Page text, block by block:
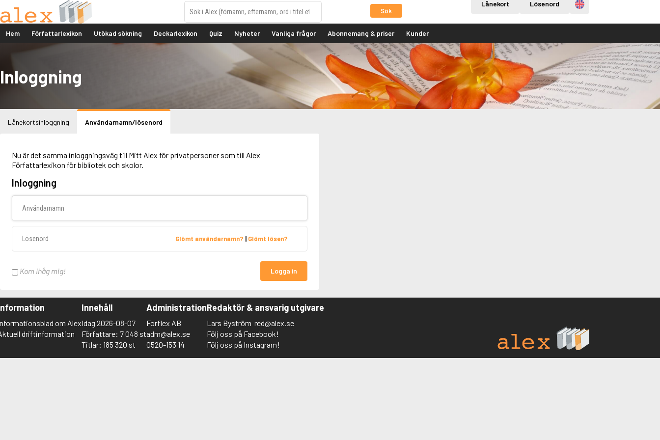
Sök
Lånekort Lösenord Engelska
Hem Författarlexikon Utökad sökning Deckarlexikon Quiz Nyheter Vanliga frågor Abonnemang & priser Kunder
Inloggning
Lånekortsinloggning Användarnamn/lösenord
Nu är det samma inloggningsväg till Mitt Alex för privatpersoner som till Alex
Författarlexikon för bibliotek och skolor.
Inloggning
Glömt användarnamn? | Glömt lösen?
Kom ihåg mig! Logga in
om Alex
driftinformation
Innehåll
Idag 2026-08-07
Författare: 7 048 st
Titlar: 185 320 st
Administration
Forflex AB
adm@alex.se
0520-153 14
Redaktör & ansvarig utgivare
Lars Byström red@alex.se
Följ oss på Facebook!
Följ oss på Instagram!